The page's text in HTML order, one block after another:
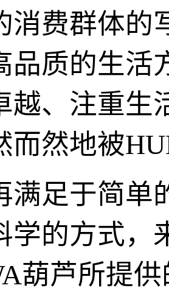
消费群体的
品质的生活
越、注重生
而然地被
满足于简单
学的方式，
葫芦所提